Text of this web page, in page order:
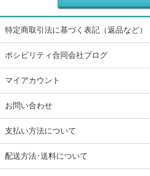
特定商取引法に基づく表記（返品など）
ポシビリティ合同会社ブログ
マイアカウント
お問い合わせ
支払い方法について
配送方法･送料について